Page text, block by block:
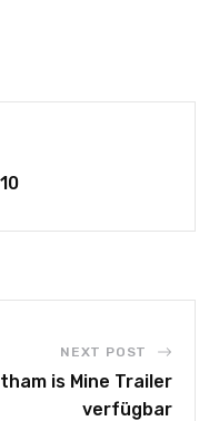
NEXT POST
is Mine Trailer
verfügbar